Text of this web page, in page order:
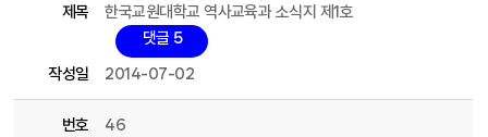
제목
한국교원대학교 역사교육과 소식지 제1호
댓글 5
작성일
2014-07-02
번호
46